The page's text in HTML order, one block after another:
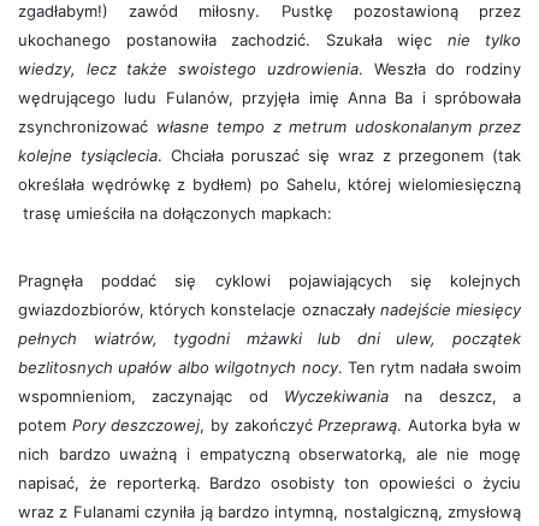
zgadłabym!) zawód miłosny. Pustkę pozostawioną przez
ukochanego postanowiła zachodzić. Szukała więc nie tylko
wiedzy, lecz także swoistego uzdrowienia. Weszła do rodziny
wędrującego ludu Fulanów, przyjęła imię Anna Ba i spróbowała
zsynchronizować własne tempo z metrum udoskonalanym przez
kolejne tysiąclecia. Chciała poruszać się wraz z przegonem (tak
określała wędrówkę z bydłem) po Sahelu, której wielomiesięczną
trasę umieściła na dołączonych mapkach:
Pragnęła poddać się cyklowi pojawiających się kolejnych
gwiazdozbiorów, których konstelacje oznaczały nadejście miesięcy
pełnych wiatrów, tygodni mżawki lub dni ulew, początek
bezlitosnych upałów albo wilgotnych nocy. Ten rytm nadała swoim
wspomnieniom, zaczynając od Wyczekiwania na deszcz, a
potem Pory deszczowej, by zakończyćPrzeprawą. Autorka była w
nich bardzo uważną i empatyczną obserwatorką, ale nie mogę
napisać, że reporterką. Bardzo osobisty ton opowieści o życiu
wraz z Fulanami czyniła ją bardzo intymną, nostalgiczną, zmysłową